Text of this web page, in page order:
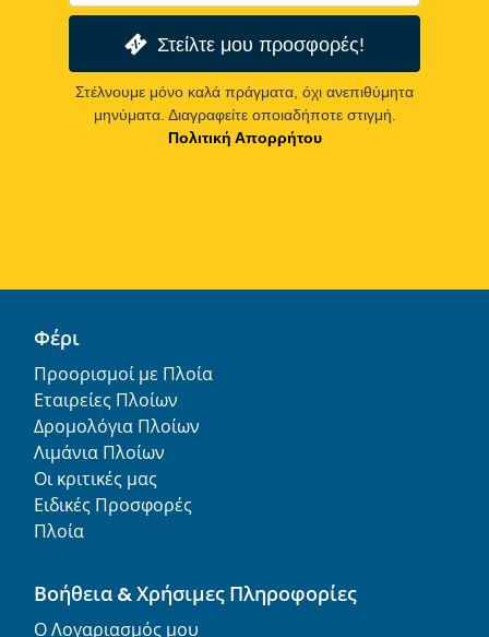
Στείλτε μου προσφορές!
Στέλνουμε μόνο καλά πράγματα, όχι ανεπιθύμητα
μηνύματα. Διαγραφείτε οποιαδήποτε στιγμή.
Πολιτική Απορρήτου
Φέρι
Προορισμοί με Πλοία
Εταιρείες Πλοίων
Δρομολόγια Πλοίων
Λιμάνια Πλοίων
Οι κριτικές μας
Ειδικές Προσφορές
Πλοία
Βοήθεια & Χρήσιμες Πληροφορίες
Ο Λογαριασμός μου